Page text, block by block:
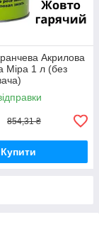
Акрилова
Mipa 1 л (без
854,31 ₴
Купити